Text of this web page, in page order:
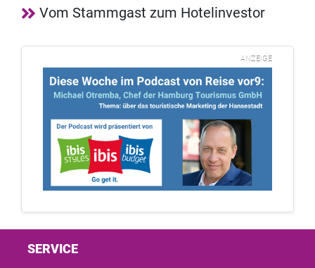
Vom Stammgast zum Hotelinvestor
ANZEIGE
SERVICE